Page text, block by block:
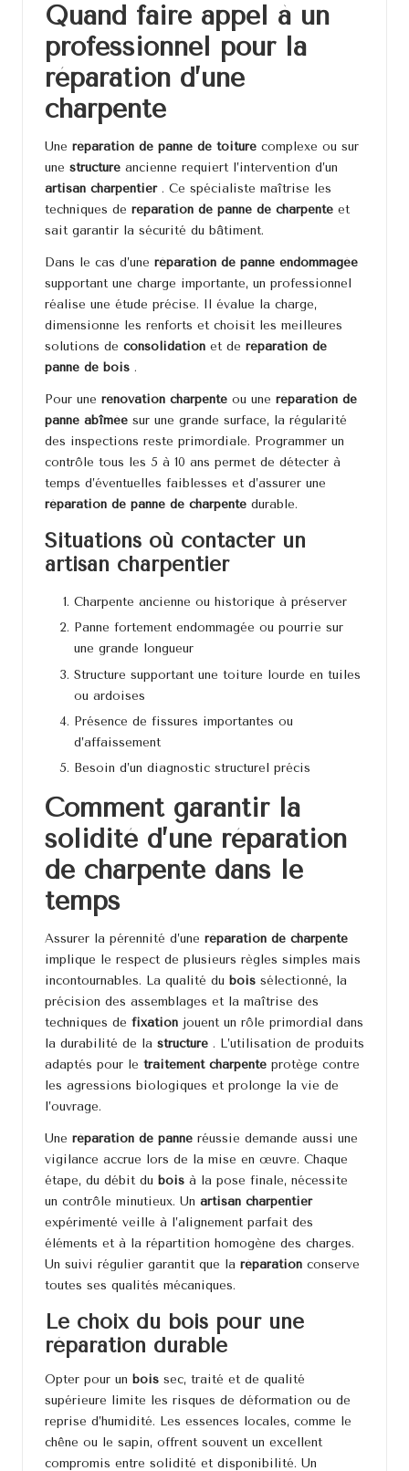
Quand faire appel à un
professionnel pour la
réparation d’une
charpente
Une réparation de panne de toiture complexe ou sur
une structure ancienne requiert l’intervention d’un
artisan charpentier . Ce spécialiste maîtrise les
techniques de réparation de panne de charpente et
sait garantir la sécurité du bâtiment.
Dans le cas d’une réparation de panne endommagée
supportant une charge importante, un professionnel
réalise une étude précise. Il évalue la charge,
dimensionne les renforts et choisit les meilleures
solutions de consolidation et de réparation de
panne de bois .
Pour une rénovation charpente ou une réparation de
panne abîmée sur une grande surface, la régularité
des inspections reste primordiale. Programmer un
contrôle tous les 5 à 10 ans permet de détecter à
temps d’éventuelles faiblesses et d’assurer une
réparation de panne de charpente durable.
Situations où contacter un
artisan charpentier
Charpente ancienne ou historique à préserver
Panne fortement endommagée ou pourrie sur
une grande longueur
Structure supportant une toiture lourde en tuiles
ou ardoises
Présence de fissures importantes ou
d’affaissement
Besoin d’un diagnostic structurel précis
Comment garantir la
solidité d’une réparation
de charpente dans le
temps
Assurer la pérennité d’une réparation de charpente
implique le respect de plusieurs règles simples mais
incontournables. La qualité du bois sélectionné, la
précision des assemblages et la maîtrise des
techniques de fixation jouent un rôle primordial dans
la durabilité de la structure . L’utilisation de produits
adaptés pour le traitement charpente protège contre
les agressions biologiques et prolonge la vie de
l’ouvrage.
Une réparation de panne réussie demande aussi une
vigilance accrue lors de la mise en œuvre. Chaque
étape, du débit du bois à la pose finale, nécessite
un contrôle minutieux. Un artisan charpentier
expérimenté veille à l’alignement parfait des
éléments et à la répartition homogène des charges.
Un suivi régulier garantit que la réparation conserve
toutes ses qualités mécaniques.
Le choix du bois pour une
réparation durable
Opter pour un bois sec, traité et de qualité
supérieure limite les risques de déformation ou de
reprise d’humidité. Les essences locales, comme le
chêne ou le sapin, offrent souvent un excellent
compromis entre solidité et disponibilité. Un